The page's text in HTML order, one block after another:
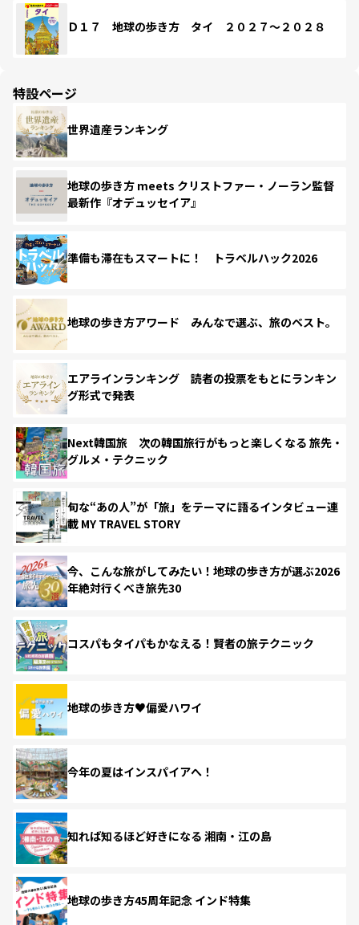
Ｄ１７ 地球の歩き方 タイ ２０２７～２０２８
特設ページ
世界遺産ランキング
地球の歩き方 meets クリストファー・ノーラン監督
最新作『オデュッセイア』
準備も滞在もスマートに！ トラベルハック2026
地球の歩き方アワード みんなで選ぶ、旅のベスト。
エアラインランキング 読者の投票をもとにランキン
グ形式で発表
Next韓国旅 次の韓国旅行がもっと楽しくなる 旅先・
グルメ・テクニック
旬な“あの人”が「旅」をテーマに語るインタビュー連
載 MY TRAVEL STORY
今、こんな旅がしてみたい！地球の歩き方が選ぶ2026
年絶対行くべき旅先30
コスパもタイパもかなえる！賢者の旅テクニック
地球の歩き方♥偏愛ハワイ
今年の夏はインスパイアへ！
知れば知るほど好きになる 湘南・江の島
地球の歩き方45周年記念 インド特集